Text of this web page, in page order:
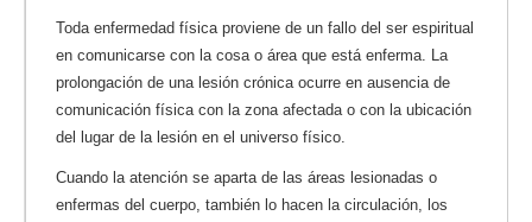
Toda enfermedad física proviene de un fallo del ser espiritual
en comunicarse con la cosa o área que está enferma. La
prolongación de una lesión crónica ocurre en ausencia de
comunicación física con la zona afectada o con la ubicación
del lugar de la lesión en el universo físico.
Cuando la atención se aparta de las áreas lesionadas o
enfermas del cuerpo, también lo hacen la circulación, los